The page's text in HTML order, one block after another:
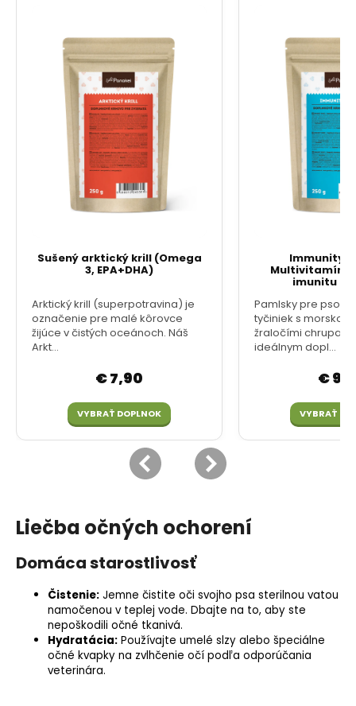
Liečba očných ochorení
Domáca starostlivosť
Čistenie: Jemne čistite oči svojho psa sterilnou vatou
namočenou v teplej vode. Dbajte na to, aby ste
nepoškodili očné tkanivá.
Hydratácia: Používajte umelé slzy alebo špeciálne
očné kvapky na zvlhčenie očí podľa odporúčania
veterinára.